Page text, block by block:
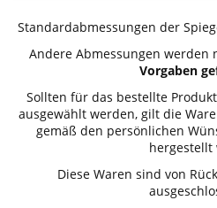
Standardabmessungen der
Andere Abmessungen werden
Vorgaben
Sollten für das bestellte Produkt
ausgewählt werden, gilt die
gemäß den persönlichen
hergestellt
Diese Waren sind von